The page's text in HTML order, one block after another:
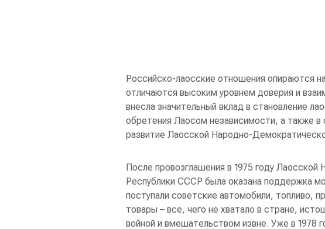
Российско-лаосские отношения опираются
отличаются высоким уровнем доверия и
внесла значительный вклад в становление
обретения Лаосом независимости, а также в
развитие Лаосской Народно-
После провозглашения в 1975 году
Республики СССР была оказана поддержка
поступали советские автомобили, топливо,
товары – все, чего не хватало в стране,
войной и вмешательством извне. Уже в 1978